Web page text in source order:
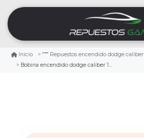
Inicio
Repuestos encendido dodge caliber
Bobina encendido dodge caliber 1.8 2007/2009